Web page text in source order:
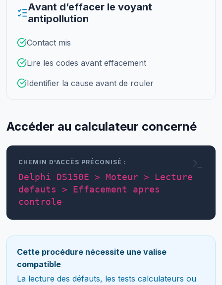
Avant d’effacer le voyant
antipollution
Contact mis
Lire les codes avant effacement
Identifier la cause avant de rouler
Accéder au calculateur concerné
CHEMIN D'ACCÈS PRÉCONISÉ :
Delphi DS150E > Moteur > Lecture
defauts > Effacement apres
controle
Cette procédure nécessite une valise
compatible
La lecture des défauts, les tests calculateurs ou